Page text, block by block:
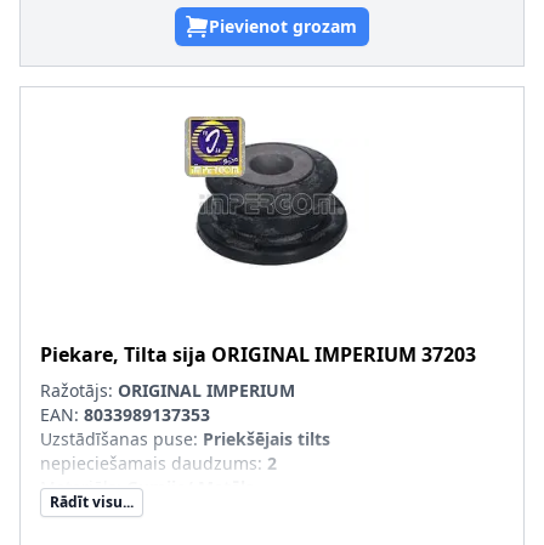
Pievienot grozam
Piekare, Tilta sija ORIGINAL IMPERIUM 37203
Ražotājs: ORIGINAL IMPERIUM
EAN: 8033989137353
Uzstādīšanas puse: Priekšējais tilts
nepieciešamais daudzums: 2
Materiāls:Gumija/ Metāls
Masa [g]:141
Rādīt visu...